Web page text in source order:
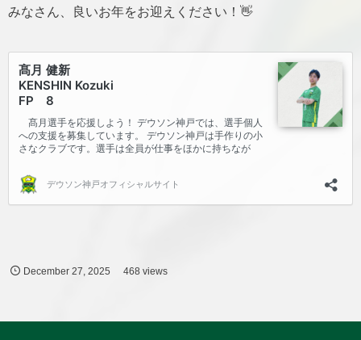
みなさん、良いお年をお迎えください！👋
December 27 ,2025 468 views